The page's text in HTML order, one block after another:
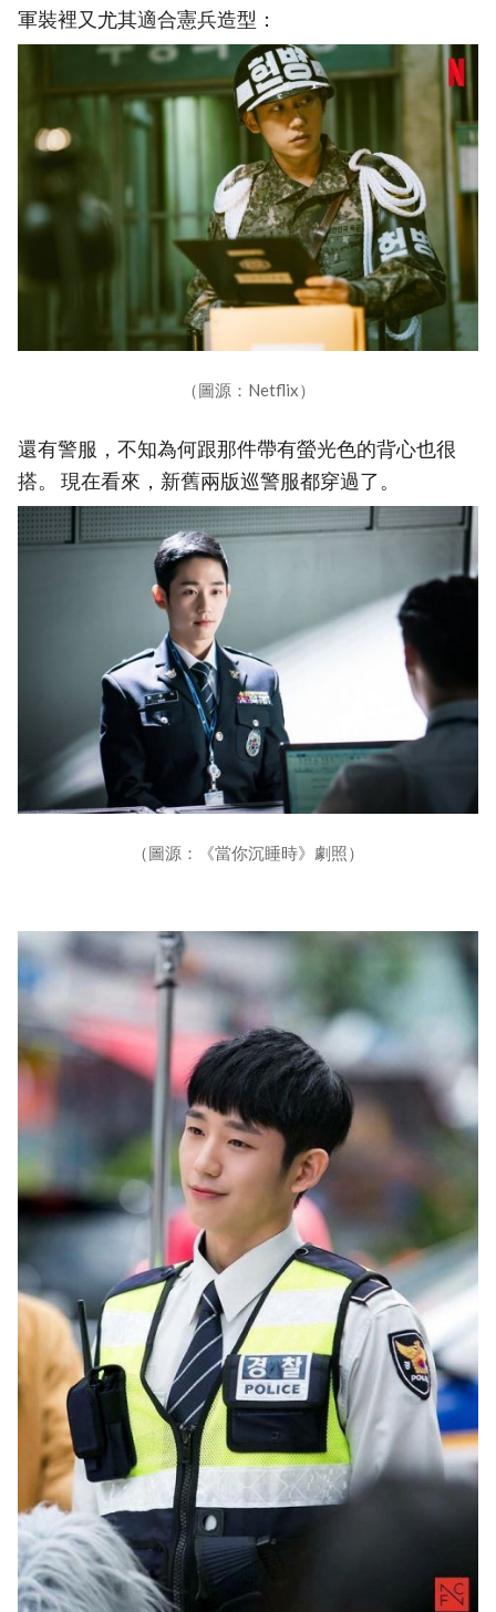
軍裝裡又尤其適合憲兵造型：
（圖源：Netflix）
還有警服，不知為何跟那件帶有螢光色的背心也很
搭。 現在看來，新舊兩版巡警服都穿過了。
（圖源：《當你沉睡時》劇照）